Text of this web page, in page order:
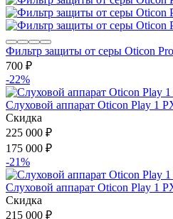
Фильтр защиты от серы Oticon
700 ₽
-22%
Слуховой аппарат Oticon Play 1
Скидка
225 000 ₽
175 000 ₽
-21%
Слуховой аппарат Oticon Play 1
Скидка
215 000 ₽